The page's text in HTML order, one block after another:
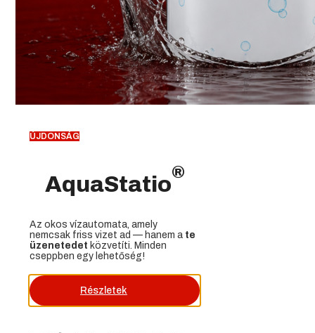
ÚJDONSÁG
AquaStatio®
Az okos vízautomata, amely
nemcsak friss vizet ad — hanem a te
üzenetedet közvetíti. Minden
cseppben egy lehetőség!
Részletek